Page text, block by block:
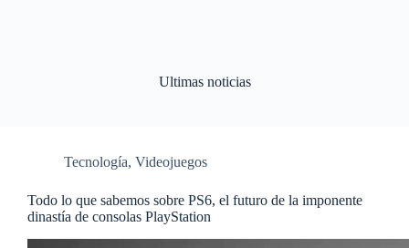
Ultimas noticias
Tecnología, Videojuegos
Todo lo que sabemos sobre PS6, el futuro de la imponente
dinastía de consolas PlayStation